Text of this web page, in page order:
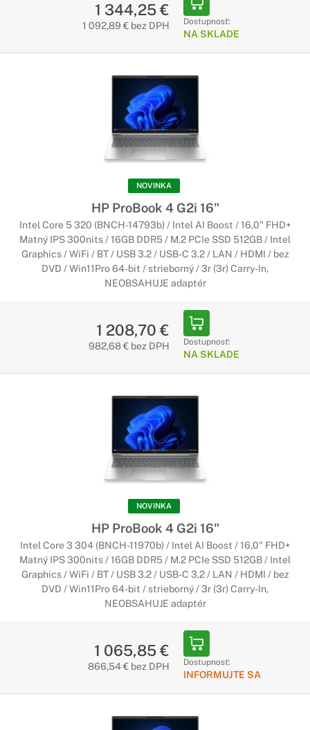
1 344,25 €
1 092,89 € bez DPH Dostupnosť:
NA SKLADE
NOVINKA
HP ProBook 4 G2i 16"
Intel Core 5 320 (BNCH-14793b) / Intel AI Boost / 16,0" FHD+
Matný IPS 300nits / 16GB DDR5 / M.2 PCIe SSD 512GB / Intel
Graphics / WiFi / BT / USB 3.2 / USB-C 3.2 / LAN / HDMI / bez
DVD / Win11Pro 64-bit / strieborný / 3r (3r) Carry-In,
NEOBSAHUJE adaptér
1 208,70 €
982,68 € bez DPH Dostupnosť:
NA SKLADE
NOVINKA
HP ProBook 4 G2i 16"
Intel Core 3 304 (BNCH-11970b) / Intel AI Boost / 16,0" FHD+
Matný IPS 300nits / 16GB DDR5 / M.2 PCIe SSD 512GB / Intel
Graphics / WiFi / BT / USB 3.2 / USB-C 3.2 / LAN / HDMI / bez
DVD / Win11Pro 64-bit / strieborný / 3r (3r) Carry-In,
NEOBSAHUJE adaptér
1 065,85 €
866,54 € bez DPH Dostupnosť:
INFORMUJTE SA